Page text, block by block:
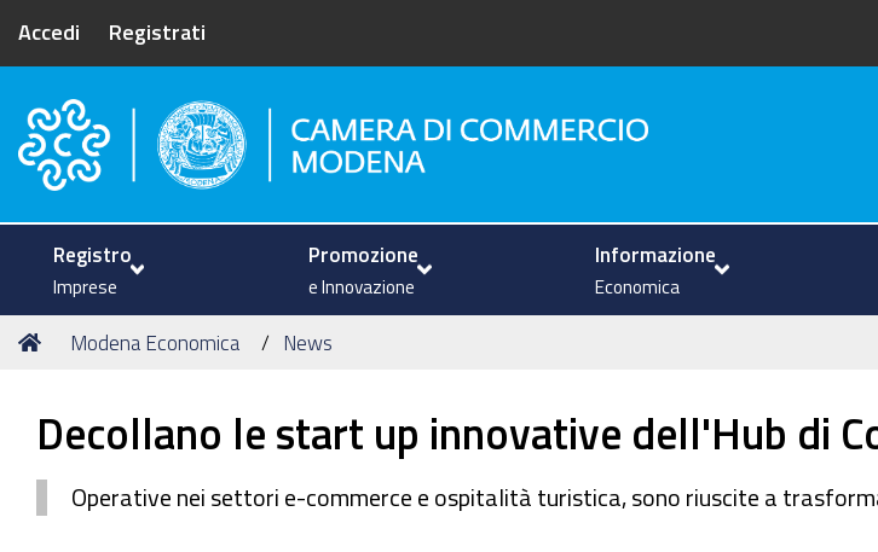
Accedi Registrati
Camera di Commercio di Modena
Registro
Imprese
Promozione
e Innovazione
Informazione
Economica
Tu
Home
Modena Economica News
Decollano le start up innovative dell'Hub di
Operative nei settori e-commerce e ospitalità turistica, sono riuscite a